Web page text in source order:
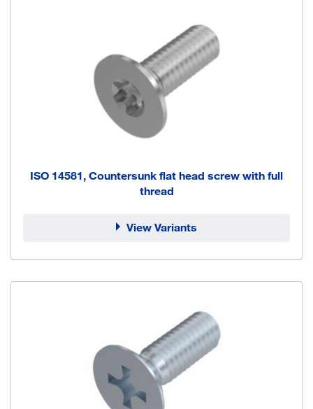
ISO 14581, Countersunk flat head screw with full
thread
View Variants